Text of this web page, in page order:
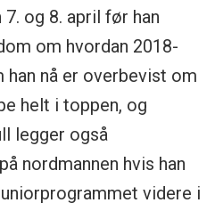
og 8. april før han
om hvordan 2018-
han nå er overbevist om
helt i toppen, og
legger også
nordmannen hvis han
videre i